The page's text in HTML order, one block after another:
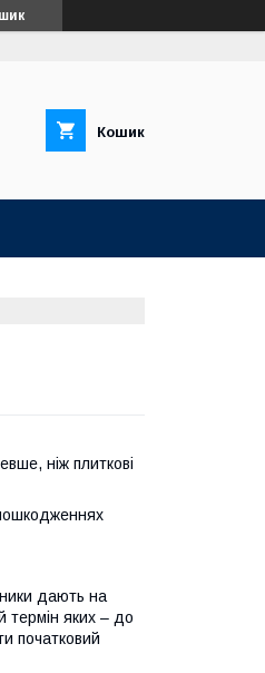
Кошик
ніж плиткові
дають на
термін яких – до
початковий